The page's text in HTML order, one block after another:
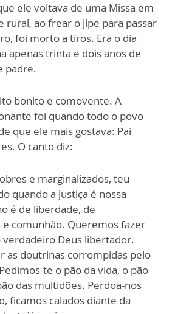
ue ele voltava de uma Missa em
rural, ao frear o jipe para passar
foi morto a tiros. Era o dia
apenas trinta e dois anos de
padre.
bonito e comovente. A
foi quando todo o povo
que ele mais gostava: Pai
O canto diz:
obres e marginalizados, teu
quando a justiça é nossa
é de liberdade, de
e comunhão. Queremos fazer
verdadeiro Deus libertador.
as doutrinas corrompidas pelo
te o pão da vida, o pão
das multidões. Perdoa-nos
ficamos calados diante da